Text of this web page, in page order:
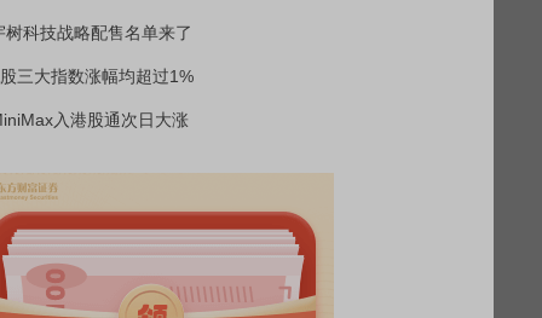
树科技战略配售名单来了
三大指数涨幅均超过1%
入港股通次日大涨